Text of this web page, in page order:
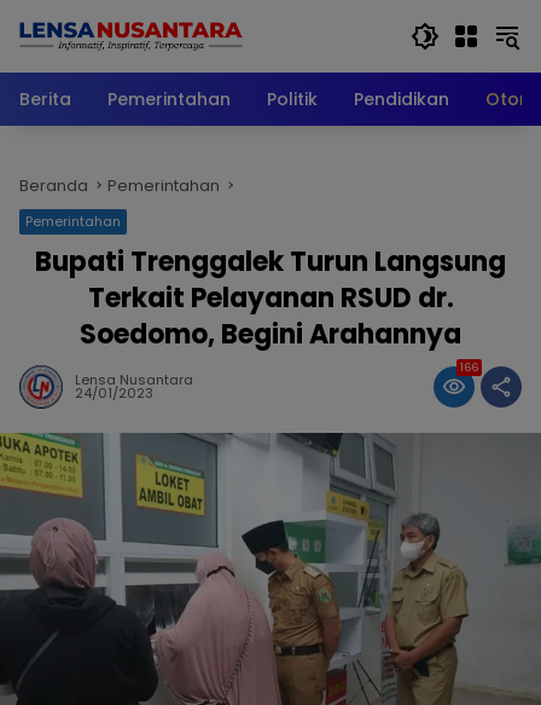
Berita
Pemerintahan Politik Pendidikan
Beranda Pemerintahan
Pemerintahan
Bupati Trenggalek Turun Langsung
Terkait Pelayanan RSUD dr.
Soedomo, Begini Arahannya
Lensa Nusantara
24/01/2023
166